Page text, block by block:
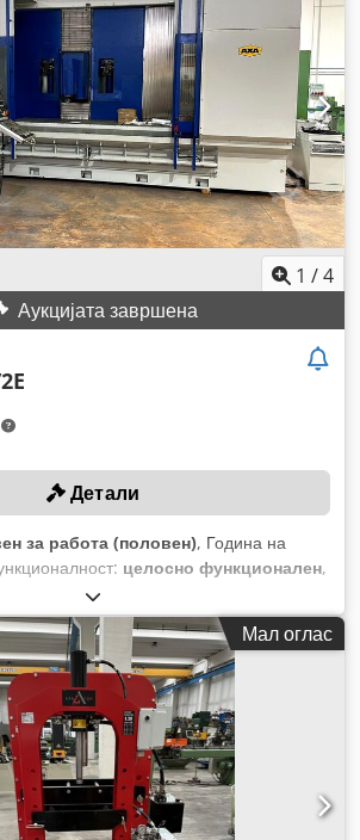
1 /4
Аукцијата завршена
Детали
за работа (половен), Година на
целосно функционален,
на Х-оската:
на движење Z-оска:850 мм,
Heidenhain iTNC-530, максимална
6.000 обр/мин,
Мал оглас